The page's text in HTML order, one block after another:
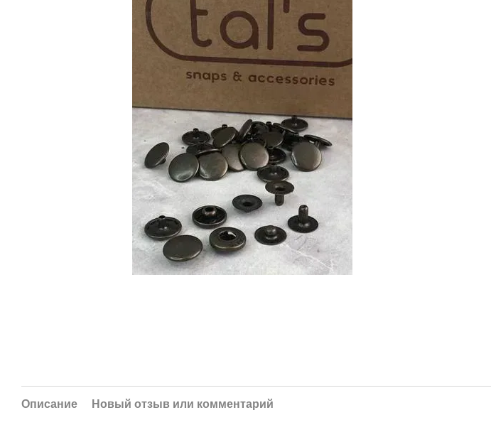
Описание Новый отзыв или комментарий